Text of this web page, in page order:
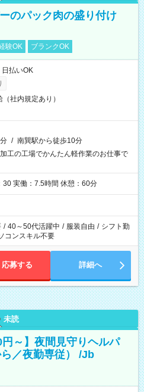
のパック肉の盛り付け
験OK ブランクOK
払いOK
社内規定あり）
/ 南巽駅から徒歩10分
工の工場でかんたん軽作業のお仕事で
30 実働：7.5時間 休憩：60分
/ 40～50代活躍中 / 服装自由 / シフト勤
コンスキル不要
応募する 詳細へ
未読
円～】夜間見守りヘルパ
／夜勤専従） /Jb